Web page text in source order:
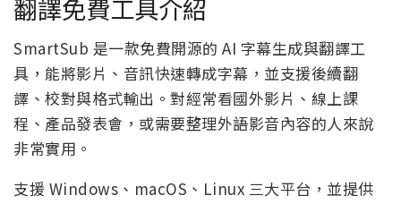
翻譯免費工具介紹
SmartSub 是一款免費開源的 AI 字幕生成與翻譯工
具，能將影片、音訊快速轉成字幕，並支援後續翻
譯、校對與格式輸出。對經常看國外影片、線上課
程、產品發表會，或需要整理外語影音內容的人來說
非常實用。
支援 Windows、macOS、Linux 三大平台，並提供